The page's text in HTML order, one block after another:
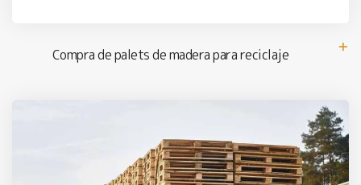
Compra de palets de madera para reciclaje